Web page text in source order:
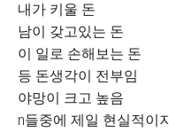
내가 키울 돈
남이 갖고있는 돈
이 일로 손해보는 돈
등 돈생각이 전부임
야망이 크고 높음
n들중에 제일 현실적이